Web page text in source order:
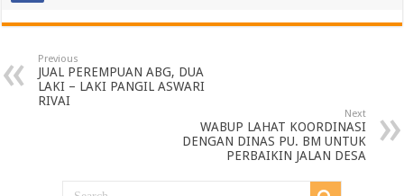
Previous
JUAL PEREMPUAN ABG, DUA
LAKI – LAKI PANGIL ASWARI
RIVAI
Next
WABUP LAHAT KOORDINASI
DENGAN DINAS PU. BM UNTUK
PERBAIKIN JALAN DESA